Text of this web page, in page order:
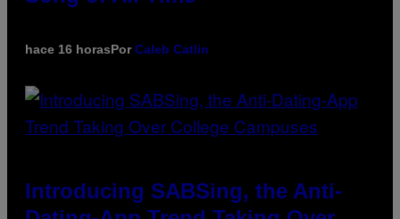
hace 16 horasPorCaleb Catlin
Introducing SABSing, the Anti-